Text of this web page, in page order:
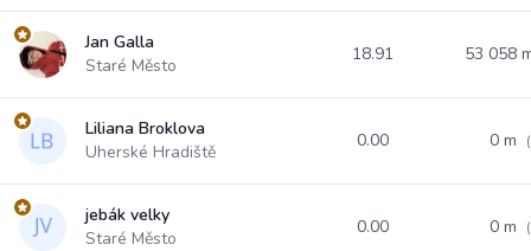
Jan Galla
Staré Město
18.91 53 058
Liliana Broklova
Uherské Hradiště
0.00 0 m
jebák velky
Staré Město
0.00 0 m